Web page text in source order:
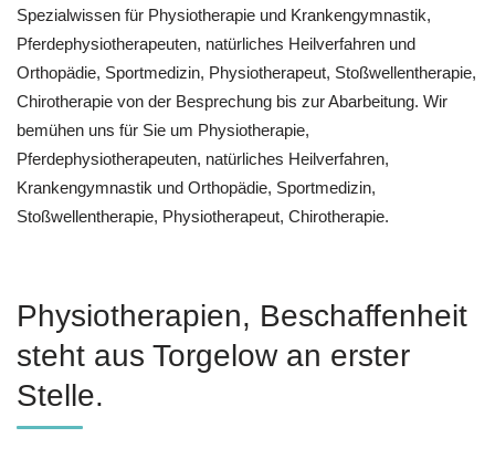
Spezialwissen für Physiotherapie und Krankengymnastik,
Pferdephysiotherapeuten, natürliches Heilverfahren und
Orthopädie, Sportmedizin, Physiotherapeut, Stoßwellentherapie,
Chirotherapie von der Besprechung bis zur Abarbeitung. Wir
bemühen uns für Sie um Physiotherapie,
Pferdephysiotherapeuten, natürliches Heilverfahren,
Krankengymnastik und Orthopädie, Sportmedizin,
Stoßwellentherapie, Physiotherapeut, Chirotherapie.
Physiotherapien, Beschaffenheit
steht aus Torgelow an erster
Stelle.